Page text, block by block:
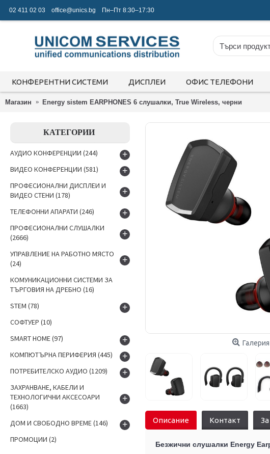
02 411 02 03 office@unics.bg Пн–Пт 8:30–17:30
КОНФЕРЕНТНИ СИСТЕМИ ДИСПЛЕИ ОФИС ТЕЛЕФОНИ
Магазин Energy sistem EARPHONES 6 слушалки, True Wireless, черни
КАТЕГОРИИ
АУДИО КОНФЕРЕНЦИИ (244) +
ВИДЕО КОНФЕРЕНЦИИ (581) +
ПРОФЕСИОНАЛНИ ДИСПЛЕИ И
ВИДЕО СТЕНИ (178) +
ТЕЛЕФОННИ АПАРАТИ (246) +
ПРОФЕСИОНАЛНИ СЛУШАЛКИ
(2666)
+
УПРАВЛЕНИЕ НА РАБОТНО МЯСТО
(24)
+
КОМУНИКАЦИОННИ СИСТЕМИ ЗА
ТЪРГОВИЯ НА ДРЕБНО (16)
STEM (78) +
СОФТУЕР (10)
SMART HOME(97) +
КОМПЮТЪРНА ПЕРИФЕРИЯ (445) +
ПОТРЕБИТЕЛСКО АУДИО (1209) +
ЗАХРАНВАНЕ, КАБЕЛИ И
ТЕХНОЛОГИЧНИ АКСЕСОАРИ
(1663)
+
ДОМ И СВОБОДНО ВРЕМЕ(146) +
ПРОМОЦИИ (2)
Галерия
Описание Контакт
Безжични слушалки Energy